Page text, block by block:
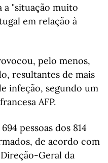
a "situação muito
em relação à
pelo menos,
resultantes de mais
infeção, segundo um
AFP.
pessoas dos 814
de acordo com
Geral da